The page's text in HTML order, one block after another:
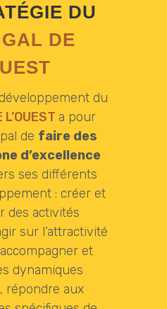
DU
DE
du
a pour
de faire des
d’excellence
ses différents
: créer et
des activités
sur l’attractivité
et
dynamiques
répondre aux